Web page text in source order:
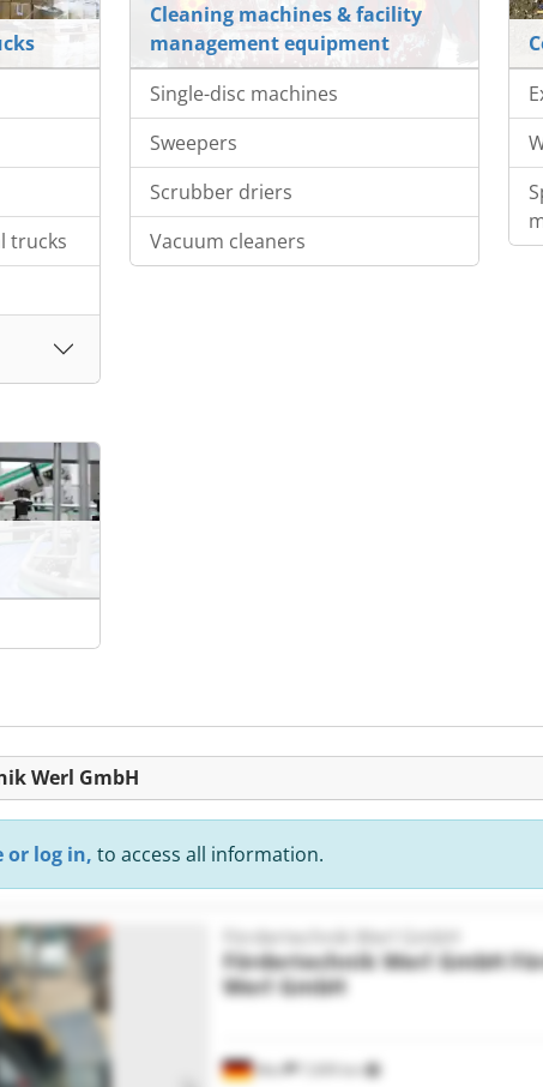
trucks
Cleaning machines & facility
management equipment
Single-disc machines
Sweepers
Scrubber driers
Vacuum cleaners
Werl GmbH
or log in, to access all information.
Werl 7,699 km
Fördertechnik Werl GmbH
Fördertechnik Werl GmbH
Werl GmbH